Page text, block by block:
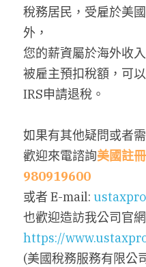
稅務居民，受雇於美
外，
您的薪資屬於海外收
被雇主預扣稅額，可
IRS申請退稅。
如果有其他疑問或者
歡迎來電諮詢美國註
980919600
或者 E-mail:
https://
(美國稅務服務有限公